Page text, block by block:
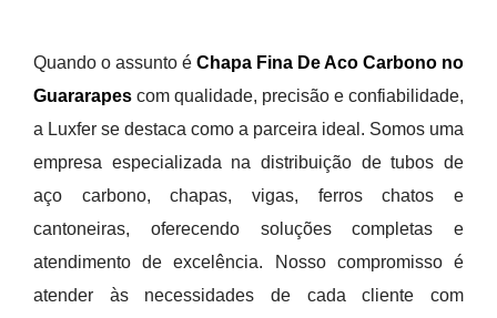
Quando o assunto é Chapa Fina De Aco Carbono no
Guararapes com qualidade, precisão e confiabilidade,
a Luxfer se destaca como a parceira ideal. Somos uma
empresa especializada na distribuição de tubos de
aço carbono, chapas, vigas, ferros chatos e
cantoneiras, oferecendo soluções completas e
atendimento de excelência. Nosso compromisso é
atender às necessidades de cada cliente com